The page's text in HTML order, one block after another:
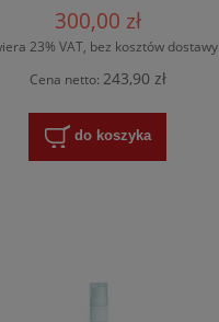
300,00 zł
23% VAT, bez kosztów dostawy
Cena netto: 243,90 zł
do koszyka